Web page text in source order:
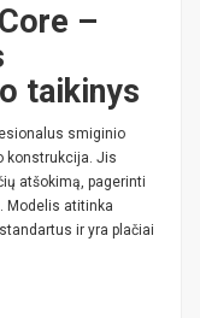
–
taikinys
smiginio
konstrukcija. Jis
atšokimą, pagerinti
Modelis atitinka
ir yra plačiai